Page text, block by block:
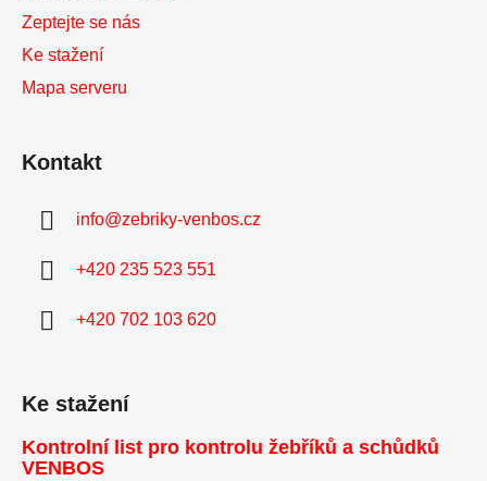
Zeptejte se nás
Ke stažení
Mapa serveru
Kontakt
info@zebriky-venbos.cz
+420 235 523 551
+420 702 103 620
Ke stažení
Kontrolní list pro kontrolu žebříků a schůdků
VENBOS